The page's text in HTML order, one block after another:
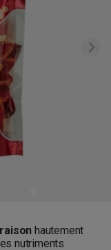
hautement
nutriments